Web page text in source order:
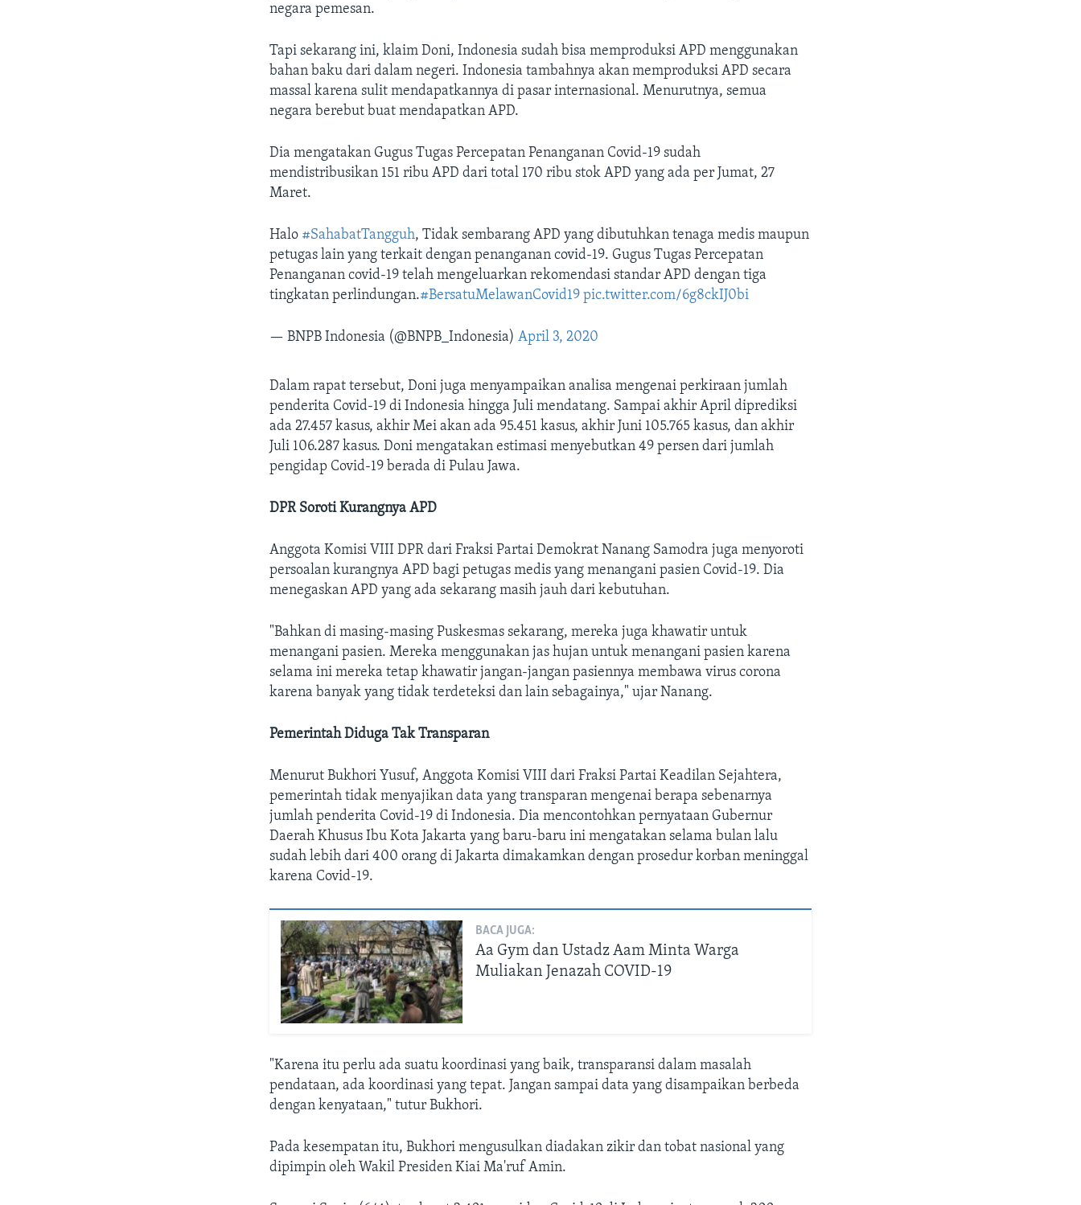
negara pemesan.
Tapi sekarang ini, klaim Doni, Indonesia sudah bisa memproduksi APD menggunakan
bahan baku dari dalam negeri. Indonesia tambahnya akan memproduksi APD secara
massal karena sulit mendapatkannya di pasar internasional. Menurutnya, semua
negara berebut buat mendapatkan APD.
Dia mengatakan Gugus Tugas Percepatan Penanganan Covid-19 sudah
mendistribusikan 151 ribu APD dari total 170 ribu stok APD yang ada per Jumat, 27
Maret.
Halo #SahabatTangguh, Tidak sembarang APD yang dibutuhkan tenaga medis maupun
petugas lain yang terkait dengan penanganan covid-19. Gugus Tugas Percepatan
Penanganan covid-19 telah mengeluarkan rekomendasi standar APD dengan tiga
tingkatan perlindungan.#BersatuMelawanCovid19 pic.twitter.com/6g8ckIJ0bi
— BNPB Indonesia (@BNPB_Indonesia)April 3, 2020
Dalam rapat tersebut, Doni juga menyampaikan analisa mengenai perkiraan jumlah
penderita Covid-19 di Indonesia hingga Juli mendatang. Sampai akhir April diprediksi
ada 27.457 kasus, akhir Mei akan ada 95.451 kasus, akhir Juni 105.765 kasus, dan akhir
Juli 106.287 kasus. Doni mengatakan estimasi menyebutkan 49 persen dari jumlah
pengidap Covid-19 berada di Pulau Jawa.
DPR Soroti Kurangnya APD
Anggota Komisi VIII DPR dari Fraksi Partai Demokrat Nanang Samodra juga menyoroti
persoalan kurangnya APD bagi petugas medis yang menangani pasien Covid-19. Dia
menegaskan APD yang ada sekarang masih jauh dari kebutuhan.
"Bahkan di masing-masing Puskesmas sekarang, mereka juga khawatir untuk
menangani pasien. Mereka menggunakan jas hujan untuk menangani pasien karena
selama ini mereka tetap khawatir jangan-jangan pasiennya membawa virus corona
karena banyak yang tidak terdeteksi dan lain sebagainya," ujar Nanang.
Pemerintah Diduga Tak Transparan
Menurut Bukhori Yusuf, Anggota Komisi VIII dari Fraksi Partai Keadilan Sejahtera,
pemerintah tidak menyajikan data yang transparan mengenai berapa sebenarnya
jumlah penderita Covid-19 di Indonesia. Dia mencontohkan pernyataan Gubernur
Daerah Khusus Ibu Kota Jakarta yang baru-baru ini mengatakan selama bulan lalu
sudah lebih dari 400 orang di Jakarta dimakamkan dengan prosedur korban meninggal
karena Covid-19.
BACA JUGA:
Aa Gym dan Ustadz Aam Minta Warga
Muliakan Jenazah COVID-19
"Karena itu perlu ada suatu koordinasi yang baik, transparansi dalam masalah
pendataan, ada koordinasi yang tepat. Jangan sampai data yang disampaikan berbeda
dengan kenyataan," tutur Bukhori.
Pada kesempatan itu, Bukhori mengusulkan diadakan zikir dan tobat nasional yang
dipimpin oleh Wakil Presiden Kiai Ma'ruf Amin.